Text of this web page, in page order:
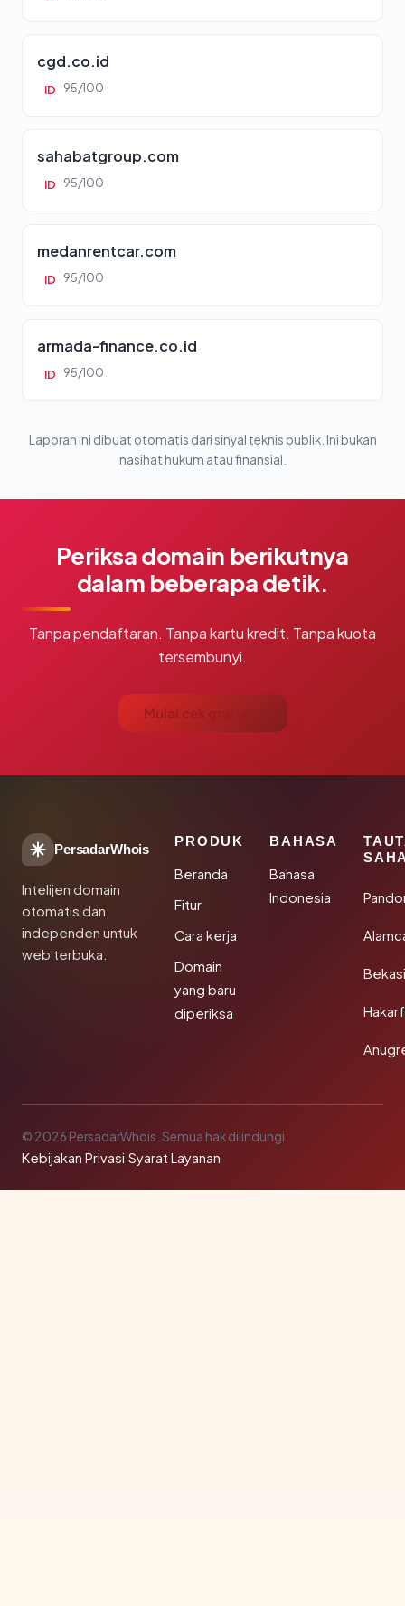
cgd.co.id
ID 95/100
sahabatgroup.com
ID 95/100
medanrentcar.com
ID 95/100
armada-finance.co.id
ID 95/100
Laporan ini dibuat otomatis dari sinyal teknis publik. Ini bukan
nasihat hukum atau finansial.
Periksa domain berikutnya
dalam beberapa detik.
Tanpa pendaftaran. Tanpa kartu kredit. Tanpa kuota
tersembunyi.
Mulai cek gratis →
PersadarWhois
Intelijen domain
otomatis dan
independen untuk
web terbuka.
PRODUK
Beranda
Fitur
Cara kerja
Domain
yang baru
diperiksa
BAHASA
Bahasa
Indonesia
© 2026 PersadarWhois. Semua hak dilindungi.
Kebijakan Privasi·Syarat Layanan